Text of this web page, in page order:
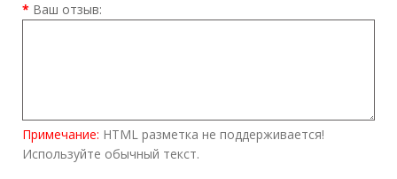
Ваш отзыв:
Примечание: HTML разметка не поддерживается!
Используйте обычный текст.